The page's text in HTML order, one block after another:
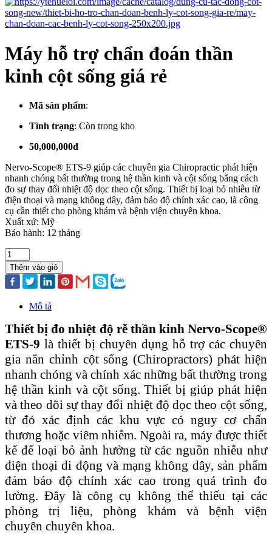
Máy hỗ trợ chẩn đoán thần
kinh cột sống giá rẻ
Mã sản phẩm:
Tình trạng: Còn trong kho
50,000,000đ
Nervo-Scope® ETS-9 giúp các chuyên gia Chiropractic phát hiện
nhanh chóng bất thường trong hệ thần kinh và cột sống bằng cách
đo sự thay đổi nhiệt độ dọc theo cột sống. Thiết bị loại bỏ nhiễu từ
điện thoại và mạng không dây, đảm bảo độ chính xác cao, là công
cụ cần thiết cho phòng khám và bệnh viện chuyên khoa.
Xuất xứ: Mỹ
Bảo hành: 12 tháng
Thêm vào giỏ
Mô tả
Thiết bị đo nhiệt độ rễ thần kinh Nervo-Scope®
ETS-9 là thiết bị chuyên dụng hỗ trợ các chuyên
gia nắn chỉnh cột sống (Chiropractors) phát hiện
nhanh chóng và chính xác những bất thường trong
hệ thần kinh và cột sống. Thiết bị giúp phát hiện
và theo dõi sự thay đổi nhiệt độ dọc theo cột sống,
từ đó xác định các khu vực có nguy cơ chấn
thương hoặc viêm nhiễm. Ngoài ra, máy được thiết
kế để loại bỏ ảnh hưởng từ các nguồn nhiễu như
điện thoại di động và mạng không dây, sản phẩm
đảm bảo độ chính xác cao trong quá trình đo
lường. Đây là công cụ không thể thiếu tại các
phòng trị liệu, phòng khám và bệnh viện
chuyên chuyên khoa.